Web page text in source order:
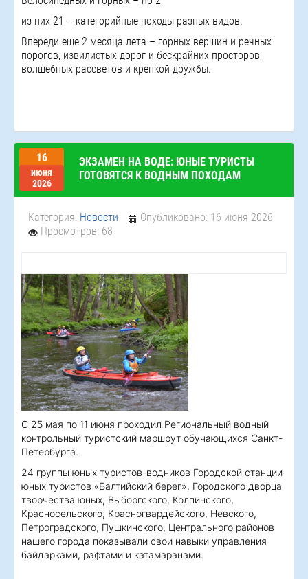
из них 21 – категорийные походы разных видов.
Впереди ещё 2 месяца лета – горных вершин и речных
порогов, извилистых дорог и бескрайних просторов,
волшебных рассветов и крепкой дружбы.
16
июня
2026
ЭКЗАМЕН НА ВОДЕ: ЮНЫЕ ТУРИСТЫ
ГОТОВЯТСЯ К ВОДНЫМ ПОХОДАМ
Категория: Новости
Опубликовано: 16 июня 2026
Просмотров: 68
С 25 мая по 11 июня проходил Региональный водный
контрольный туристский маршрут обучающихся Санкт-
Петербурга.
24 группы юных туристов-водников Городской станции
юных туристов «Балтийский берег», Городского дворца
творчества юных, Выборгского, Колпинского,
Красносельского, Красногвардейского, Невского,
Петроградского, Пушкинского, Центрального районов
нашего города показывали свои навыки управления
байдарками, рафтами и катамаранами.